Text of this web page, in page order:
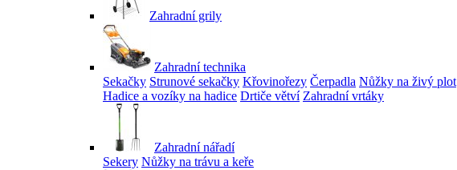
Zahradní grily
Zahradní technika
Sekačky Strunové sekačky Křovinořezy Čerpadla Nůžky na živý plot
Hadice a vozíky na hadice Drtiče větví Zahradní vrtáky
Zahradní nářadí
Sekery Nůžky na trávu a keře